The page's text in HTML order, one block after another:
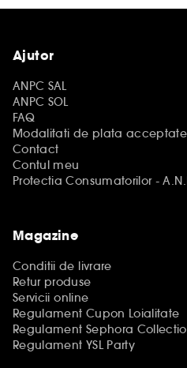
Ajutor
ANPC SAL
ANPC SOL
FAQ
Modalitati de plata acceptate
Contact
Contul meu
Protectia Consumatorilor -
Magazine
Conditii de livrare
Retur produse
Servicii online
Regulament Cupon Loialitate
Regulament Sephora
Regulament YSL Party